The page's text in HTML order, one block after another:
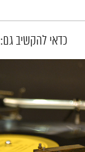
כדאי להקשיב גם: